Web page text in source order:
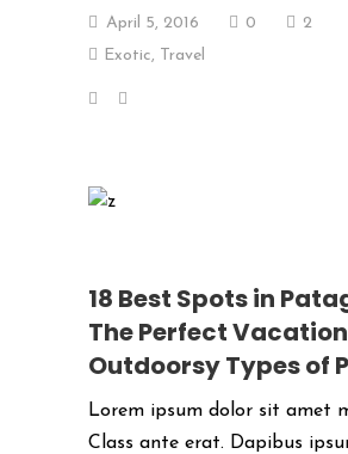
April 5, 2016 0
2
Exotic, Travel
18 Best Spots in
The Perfect
Outdoorsy Types of
Lorem ipsum dolor sit amet
Class ante erat. Dapibus